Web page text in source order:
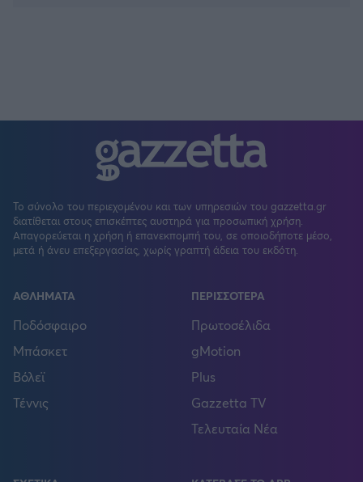
Το σύνολο του περιεχομένου και των υπηρεσιών του gazzetta.gr
διατίθεται στους επισκέπτες αυστηρά για προσωπική χρήση.
Απαγορεύεται η χρήση ή επανεκπομπή του, σε οποιοδήποτε μέσο,
μετά ή άνευ επεξεργασίας, χωρίς γραπτή άδεια του εκδότη.
ΑΘΛΗΜΑΤΑ
Ποδόσφαιρο
Μπάσκετ
Βόλεϊ
Τέννις
ΠΕΡΙΣΣΟΤΕΡΑ
Πρωτοσέλιδα
gMotion
Plus
Gazzetta TV
Τελευταία Νέα